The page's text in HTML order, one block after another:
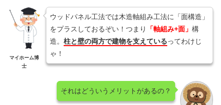
マイホーム博
士
ウッドパネル工法では木造軸組み工法に「面構造」
をプラスしておるぞい！つまり
「軸組み+面」 構
造。 柱と壁の両方で建物を支えているってわけじ
ゃ！
それはどういうメリットがあるの？